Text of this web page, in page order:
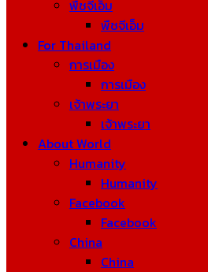
พืชจีเอ็ม
พืชจีเอ็ม
For Thailand
การเมือง
การเมือง
เจ้าพระยา
เจ้าพระยา
About World
Humanity
Humanity
Facebook
Facebook
China
China